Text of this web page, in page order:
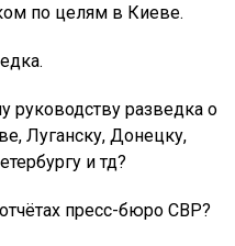
по целям в Киеве.
руководству разведка о
Луганску, Донецку,
и тд?
пресс-бюро СВР?